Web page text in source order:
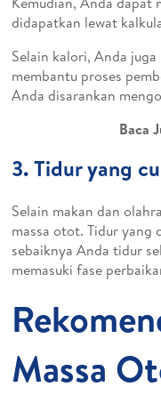
didapatkan lewat
Selain kalori, Anda
membantu proses
Anda disarankan
Baca
3. Tidur yang
Selain makan dan
massa otot. Tidur yang
sebaiknya Anda tidur
memasuki fase
Massa